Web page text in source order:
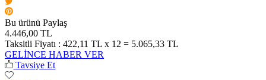
Bu ürünü Paylaş
4.446,00 TL
Taksitli Fiyatı : 422,11 TL x 12 = 5.065,33 TL
GELİNCE HABER VER
Tavsiye Et